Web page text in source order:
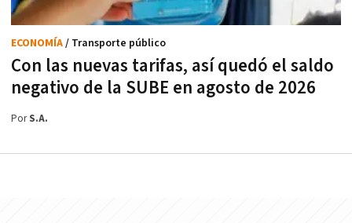
Con las nuevas tarifas, así quedó el saldo
negativo de la SUBE en agosto de 2026
ECONOMÍA/ Transporte público
PorS.A.